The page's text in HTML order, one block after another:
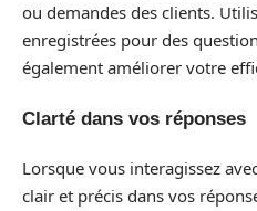
ou demandes des clients.
enregistrées pour des
également améliorer votre
Clarté dans vos réponses
Lorsque vous interagissez
clair et précis dans vos